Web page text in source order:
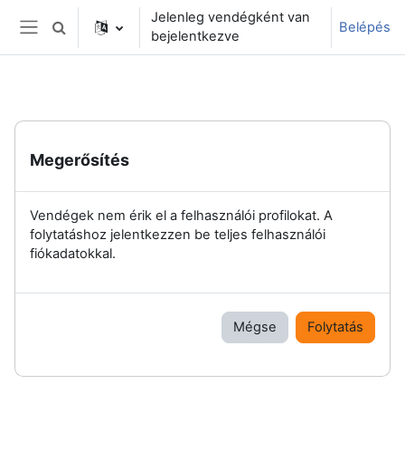
Tovább a fő tartalomhoz
Oldalpanel
Keresési bemeneti adatok váltása
Jelenleg vendégként van
bejelentkezve
Belépés
Megerősítés
Vendégek nem érik el a felhasználói profilokat. A
folytatáshoz jelentkezzen be teljes felhasználói
fiókadatokkal.
Mégse Folytatás